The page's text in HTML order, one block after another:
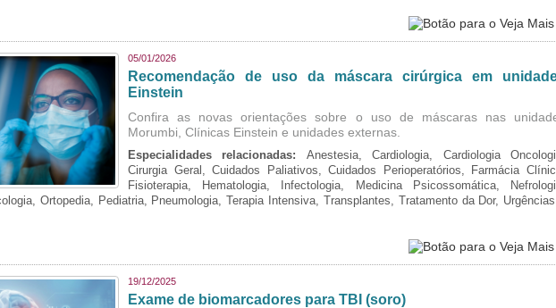
05/01/2026
Recomendação de uso da máscara cirúrgica em
Einstein
Confira as novas orientações sobre o uso de máscaras nas
Morumbi, Clínicas Einstein e unidades externas.
Especialidades relacionadas: Anestesia, Cardiologia, Cardiologia
Cirurgia Geral, Cuidados Paliativos, Cuidados Perioperatórios, Farmácia
Fisioterapia, Hematologia, Infectologia, Medicina Psicossomática,
Ortopedia, Pediatria, Pneumologia, Terapia Intensiva, Transplantes, Tratamento da Dor,
19/12/2025
Exame de biomarcadores para TBI (soro)